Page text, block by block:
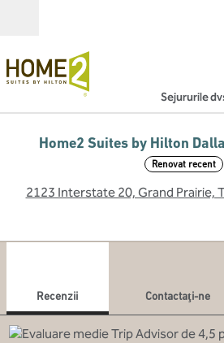
Sejururile
Home2 Suites by Hilton
Renovat recent
2123 Interstate 20, Grand Prairie,
Recenzii Contactaţi-ne